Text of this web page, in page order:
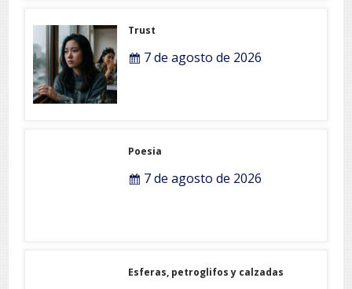
Trust
7 de agosto de 2026
Poesia
7 de agosto de 2026
Esferas, petroglifos y calzadas